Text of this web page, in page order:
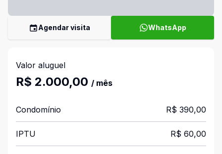
Agendar visita WhatsApp
Valor aluguel
R$ 2.000,00 / mês
Condomínio R$ 390,00
IPTU R$ 60,00